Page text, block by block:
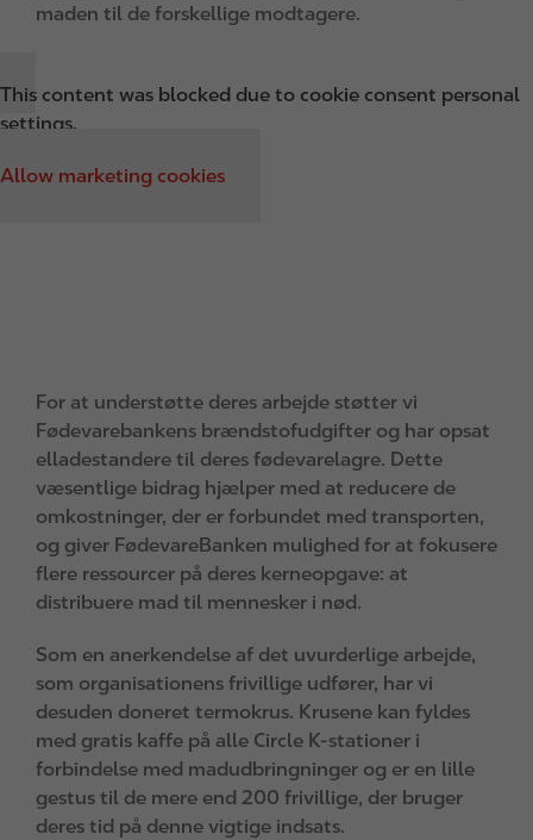
maden til de forskellige modtagere.
This content was blocked due to cookie consent personal
settings.
Allow marketing cookies
For at understøtte deres arbejde støtter vi
Fødevarebankens brændstofudgifter og har opsat
elladestandere til deres fødevarelagre. Dette
væsentlige bidrag hjælper med at reducere de
omkostninger, der er forbundet med transporten,
og giver FødevareBanken mulighed for at fokusere
flere ressourcer på deres kerneopgave: at
distribuere mad til mennesker i nød.
Som en anerkendelse af det uvurderlige arbejde,
som organisationens frivillige udfører, har vi
desuden doneret termokrus. Krusene kan fyldes
med gratis kaffe på alle Circle K-stationer i
forbindelse med madudbringninger og er en lille
gestus til de mere end 200 frivillige, der bruger
deres tid på denne vigtige indsats.